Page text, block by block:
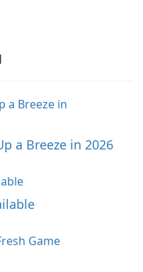
a Breeze in 2026